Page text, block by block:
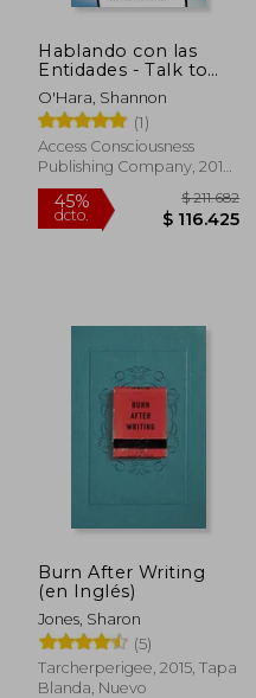
$ 53.836
Hablando con las
Entidades - Talk to
the Entities Spanish
O'Hara, Shannon
(1)
Access Consciousness
Publishing Company, 2018,
Tapa Blanda, Nuevo
Burn After Writing
(en Inglés)
Jones, Sharon
(5)
Tarcherperigee, 2015, Tapa
Blanda, Nuevo